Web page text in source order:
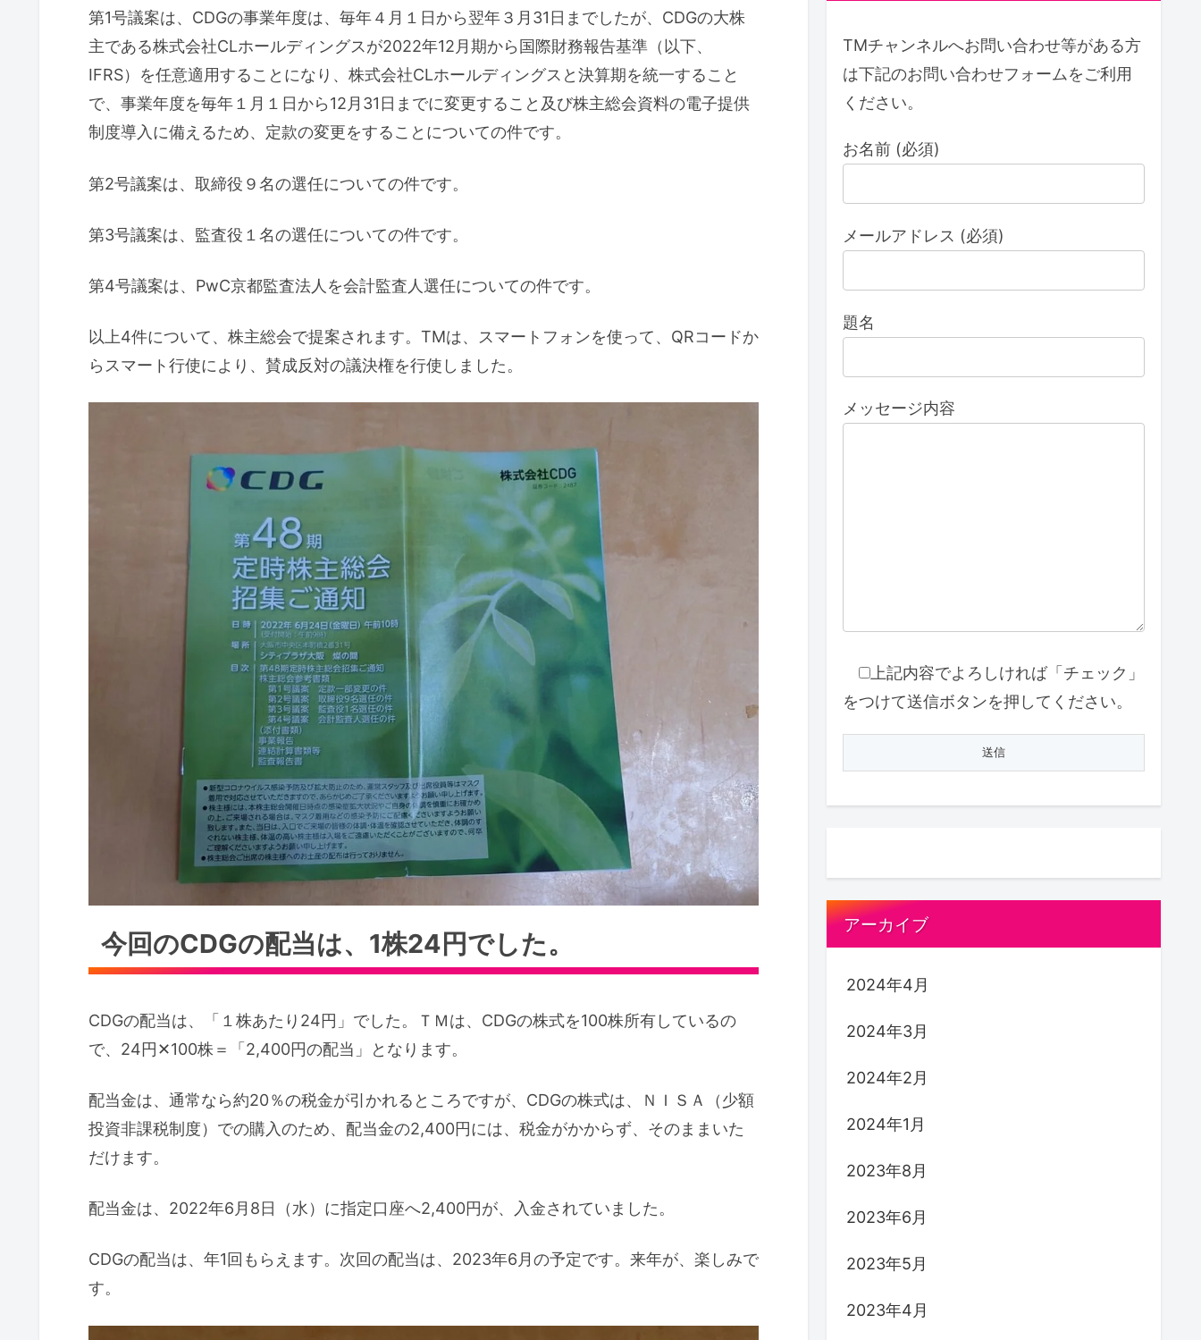
第1号議案は、CDGの事業年度は、毎年４月１日から翌年３月31日までしたが、CDGの大株
主である株式会社CLホールディングスが2022年12月期から国際財務報告基準（以下、
IFRS）を任意適用することになり、株式会社CLホールディングスと決算期を統一すること
で、事業年度を毎年１月１日から12月31日までに変更すること及び株主総会資料の電子提供
制度導入に備えるため、定款の変更をすることについての件です。
第2号議案は、取締役９名の選任についての件です。
第3号議案は、監査役１名の選任についての件です。
第4号議案は、PwC京都監査法人を会計監査人選任についての件です。
以上4件について、株主総会で提案されます。TMは、スマートフォンを使って、QRコードか
らスマート行使により、賛成反対の議決権を行使しました。
今回のCDGの配当は、1株24円でした。
CDGの配当は、「１株あたり24円」でした。ＴＭは、CDGの株式を100株所有しているの
で、24円✕100株＝「2,400円の配当」となります。
配当金は、通常なら約20％の税金が引かれるところですが、CDGの株式は、ＮＩＳＡ（少額
投資非課税制度）での購入のため、配当金の2,400円には、税金がかからず、そのままいた
だけます。
配当金は、2022年6月8日（水）に指定口座へ2,400円が、入金されていました。
CDGの配当は、年1回もらえます。次回の配当は、2023年6月の予定です。来年が、楽しみで
す。
TMチャンネルへお問い合わせ等がある方
は下記のお問い合わせフォームをご利用
ください。
お名前 (必須)
メールアドレス (必須)
題名
メッセージ内容
上記内容でよろしければ「チェック」
をつけて送信ボタンを押してください。
アーカイブ
2024年4月
2024年3月
2024年2月
2024年1月
2023年8月
2023年6月
2023年5月
2023年4月